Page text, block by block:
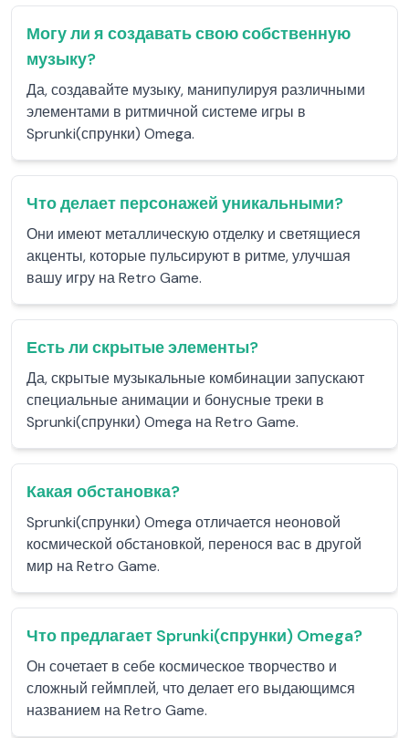
Могу ли я создавать свою собственную
музыку?
Да, создавайте музыку, манипулируя различными
элементами в ритмичной системе игры в
Sprunki(спрунки) Omega.
Что делает персонажей уникальными?
Они имеют металлическую отделку и светящиеся
акценты, которые пульсируют в ритме, улучшая
вашу игру на Retro Game.
Есть ли скрытые элементы?
Да, скрытые музыкальные комбинации запускают
специальные анимации и бонусные треки в
Sprunki(спрунки) Omega на Retro Game.
Какая обстановка?
Sprunki(спрунки) Omega отличается неоновой
космической обстановкой, перенося вас в другой
мир на Retro Game.
Что предлагает Sprunki(спрунки) Omega?
Он сочетает в себе космическое творчество и
сложный геймплей, что делает его выдающимся
названием на Retro Game.